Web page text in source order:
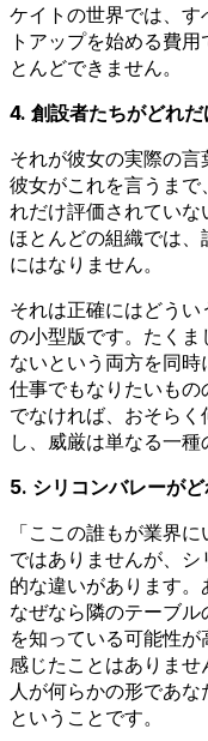
ケイトの世界では、
トアップを始める費
とんどできません。
4. 創設者たちがどれだ
それが彼女の実際の言
彼女がこれを言うま
れだけ評価されていな
ほとんどの組織では
にはなりません。
それは正確にはどう
の小型版です。たく
ないという両方を同
仕事でもなりたいも
でなければ、おそら
し、威厳は単なる一種
5. シリコンバレーがど
「ここの誰もが業界
ではありませんが、
的な違いがあります。
なぜなら隣のテーブ
を知っている可能性
感じたことはありま
人が何らかの形であ
ということです。